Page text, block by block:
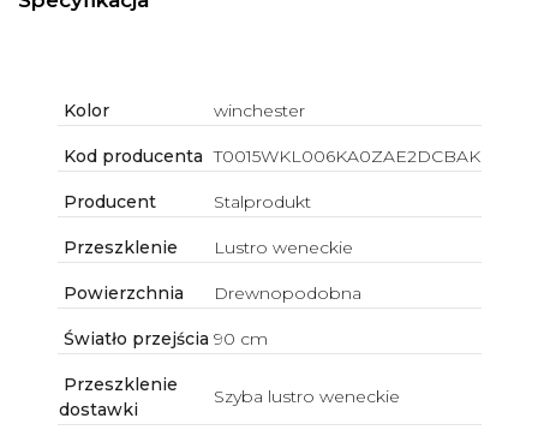
Kolor winchester
Kod producenta T0015WKL006KA0ZAE2DCBAK
Producent Stalprodukt
Przeszklenie Lustro weneckie
Powierzchnia Drewnopodobna
Światło przejścia 90 cm
Przeszklenie
dostawki
Szyba lustro weneckie